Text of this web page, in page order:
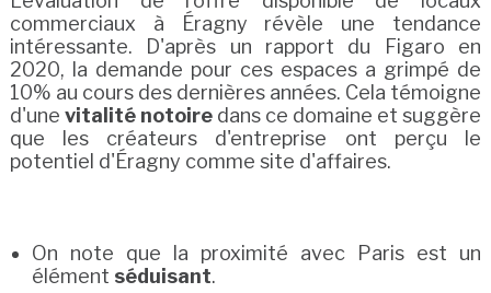
commerciaux à Éragny révèle une tendance
intéressante. D'après un rapport du Figaro en
2020, la demande pour ces espaces a grimpé de
10% au cours des dernières années. Cela témoigne
d'une vitalité notoiredans ce domaine et suggère
que les créateurs d'entreprise ont perçu le
potentiel d'Éragny comme site d'affaires.
On note que la proximité avec Paris est un
élément séduisant.